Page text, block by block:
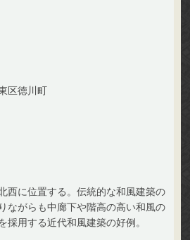
区徳川町
西に位置する。伝統的な和風建築の
ながらも中廊下や階高の高い和風の
採用する近代和風建築の好例。